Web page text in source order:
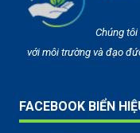
Chúng
với môi trường và đạo
FACEBOOK BIỂN